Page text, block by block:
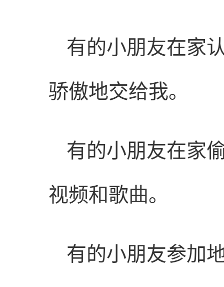
有的小朋友在家
骄傲地交给我。
有的小朋友在家
视频和歌曲。
有的小朋友参加